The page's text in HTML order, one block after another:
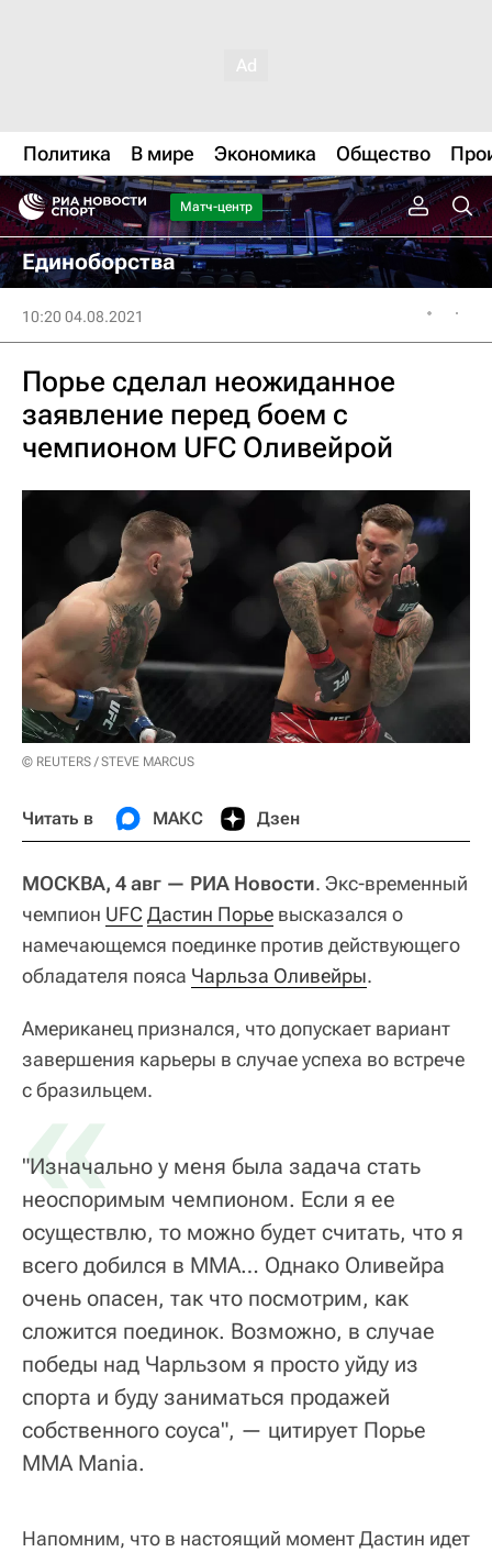
Политика В мире Экономика Общество
Матч-центр
Единоборства
10:20 04.08.2021
Порье сделал неожиданное
заявление перед боем с
чемпионом UFC Оливейрой
© REUTERS / STEVE MARCUS
Читать в МАКС Дзен
МОСКВА, 4 авг — РИА Новости. Экс-временный
чемпион UFC Дастин Порье высказался о
намечающемся поединке против действующего
обладателя пояса Чарльза Оливейры.
Американец признался, что допускает вариант
завершения карьеры в случае успеха во встрече
с бразильцем.
«
"Изначально у меня была задача стать
неоспоримым чемпионом. Если я ее
осуществлю, то можно будет считать, что я
всего добился в ММА… Однако Оливейра
очень опасен, так что посмотрим, как
сложится поединок. Возможно, в случае
победы над Чарльзом я просто уйду из
спорта и буду заниматься продажей
собственного соуса", — цитирует Порье
ММА Мania.
Напомним, что в настоящий момент Дастин идет